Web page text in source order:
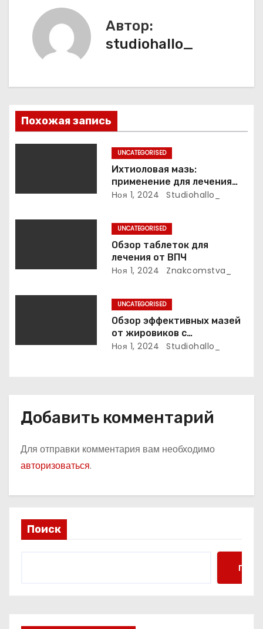
п
о
з
п
и
я
Автор:
studiohallo_
Похожая запись
UNCATEGORISED
Ихтиоловая мазь:
применение для лечения
фурункулов
Ноя 1, 2024 Studiohallo_
UNCATEGORISED
Обзор таблеток для
лечения от ВПЧ
Ноя 1, 2024 Znakcomstva_
UNCATEGORISED
Обзор эффективных мазей
от жировиков с
рассасывающим эффектом
Ноя 1, 2024 Studiohallo_
Добавить комментарий
Для отправки комментария вам необходимо
авторизоваться.
Поиск
Поиск